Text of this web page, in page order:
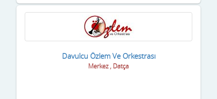
Davulcu Özlem Ve Orkestrası
Merkez , Datça